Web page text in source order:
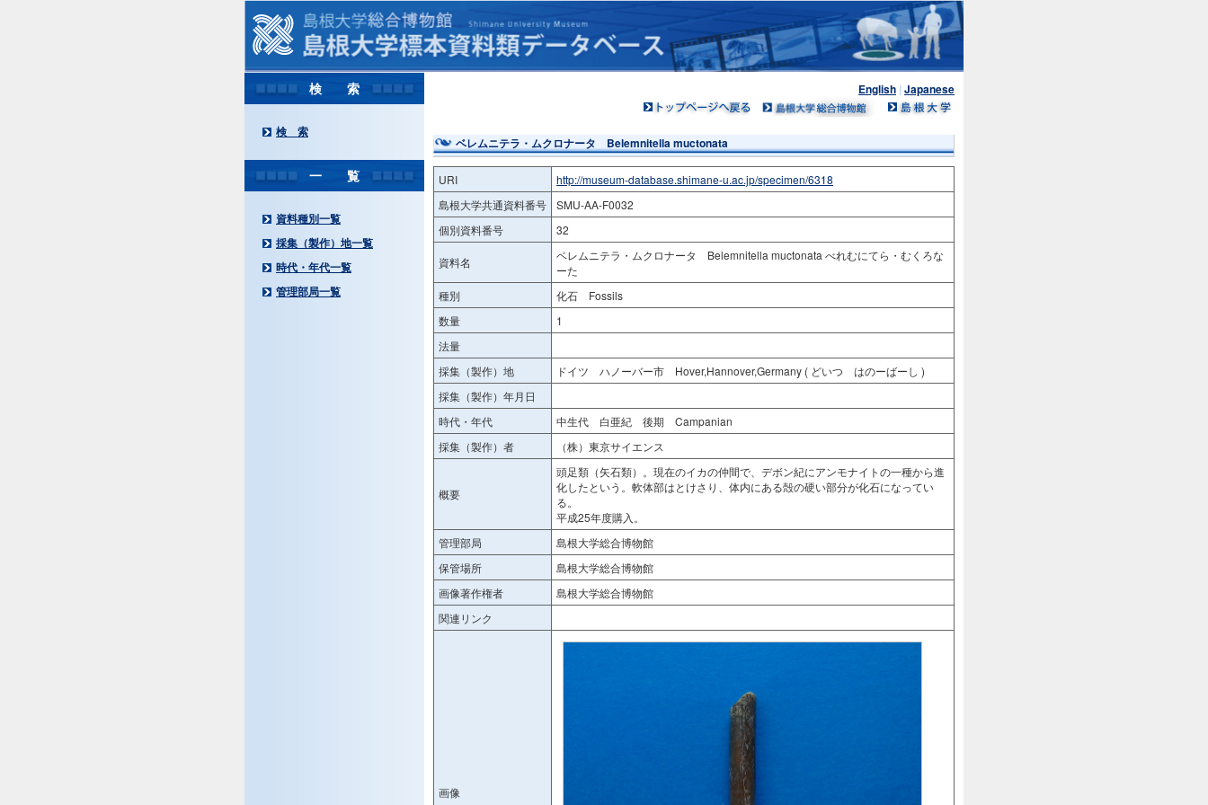
検 索
検 索
一 覧
資料種別一覧
採集（製作）地一覧
時代・年代一覧
管理部局一覧
English | Japanese
ベレムニテラ・ムクロナータ Belemnitella muctonata
URI
http://museum-database.shimane-u.ac.jp/specimen/6318
島根大学共通資料番号
SMU-AA-F0032
個別資料番号
32
資料名
ベレムニテラ・ムクロナータ Belemnitella muctonata べれむにてら・むくろな
ーた
種別
化石 Fossils
数量
1
法量
採集（製作）地
ドイツ ハノーバー市 Hover,Hannover,Germany ( どいつ はのーばーし )
採集（製作）年月日
時代・年代
中生代 白亜紀 後期 Campanian
採集（製作）者
（株）東京サイエンス
概要
頭足類（矢石類）。現在のイカの仲間で、デボン紀にアンモナイトの一種から進
化したという。軟体部はとけさり、体内にある殻の硬い部分が化石になってい
る。
平成25年度購入。
管理部局
島根大学総合博物館
保管場所
島根大学総合博物館
画像著作権者
島根大学総合博物館
関連リンク
画像